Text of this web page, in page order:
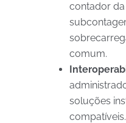
contador
comum.
soluções
compatíveis.